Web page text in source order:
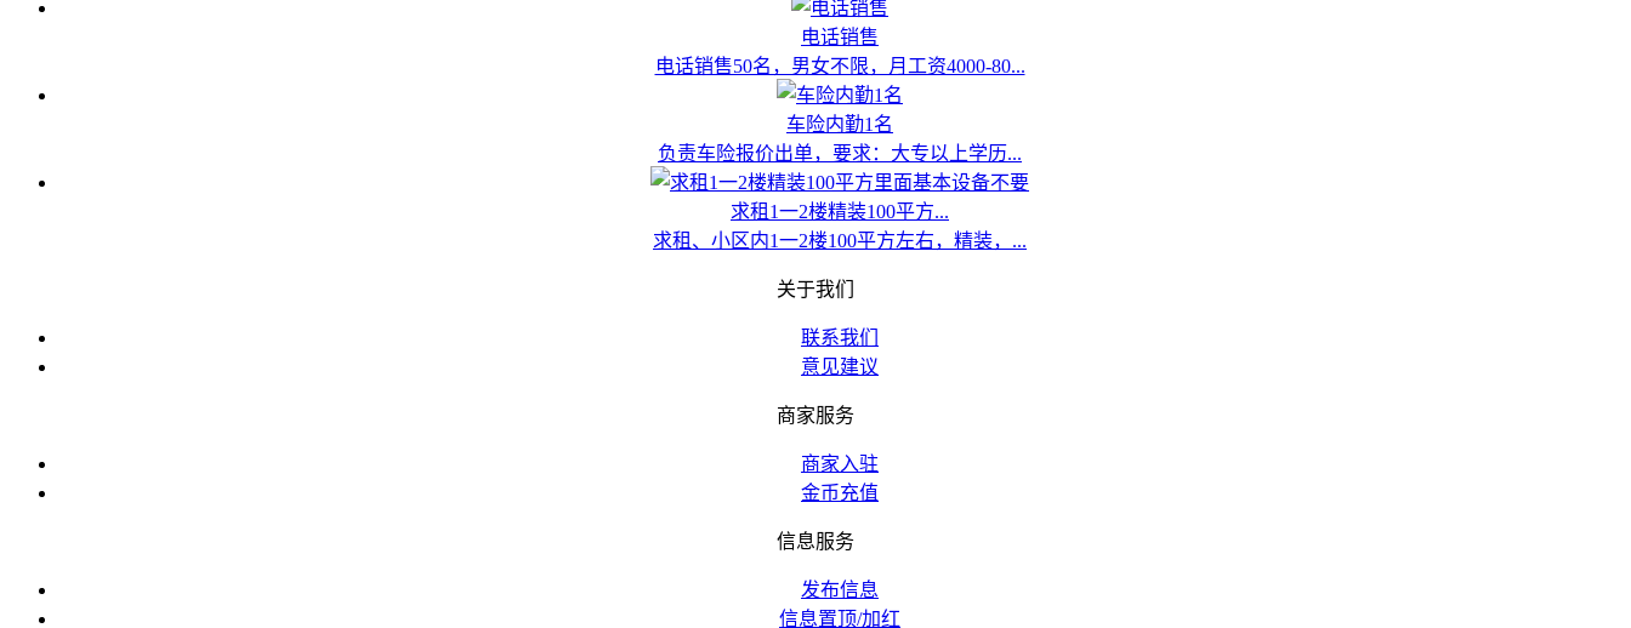
电话销售
电话销售50名，男女不限，月工资4000-80...
车险内勤1名
负责车险报价出单，要求：大专以上学历...
求租1一2楼精装100平方...
求租、小区内1一2楼100平方左右，精装，...
关于我们
联系我们
意见建议
商家服务
商家入驻
金币充值
信息服务
发布信息
信息置顶/加红